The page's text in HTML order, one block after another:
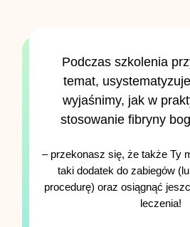
Podczas szkolenia
temat,
wyjaśnimy, jak w
stosowanie fibryny
– przekonasz się, że także Ty
taki dodatek do zabiegów
procedurę) oraz osiągnąć
leczenia!